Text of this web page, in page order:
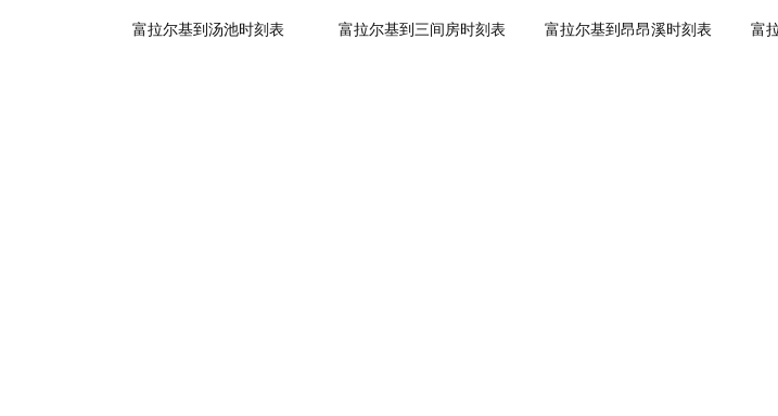
富拉尔基到汤池时刻表 富拉尔基到三间房时刻表 富拉尔基到昂昂溪时刻表 富